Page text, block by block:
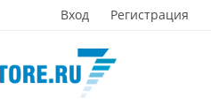
Вход Регистрация